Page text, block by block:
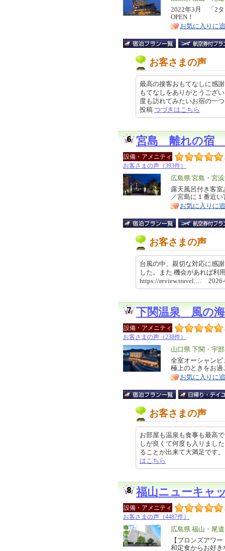
リ
ア
特
徴
2022年3月 「2タ
OPEN！
お気に入りに
お客さまの声
最高の接客おもてなしに感
もてなしをありがとうござ
度も訪れてみたいお宿の一
投稿 つづきはこちら
宮島 離れの宿
設備・アメニティ
お客さまの声（393件）
エ
リ
ア
広島県 宮島・宮
特
徴
露天風呂付き客
／宮島に１番近い
お気に入りに
お客さまの声
台風の中、親切な対応に感
した。また 機会があれば
https://review.travel.…
下関温泉 風の海
設備・アメニティ
お客さまの声（238件）
エ
リ
ア
山口県 下関・宇部
特
徴
全室オーシャン
極上のときをお
お気に入りに
お客さまの声
お部屋も温泉も食事も最高
しが良くて何度も入りまし
ることが出来て大満足です
はこちら
福山ニューキャ
設備・アメニティ
お客さまの声（4487件）
エ
リ
広島県 福山・尾
特
【ブロンズアワ
和定食からお好